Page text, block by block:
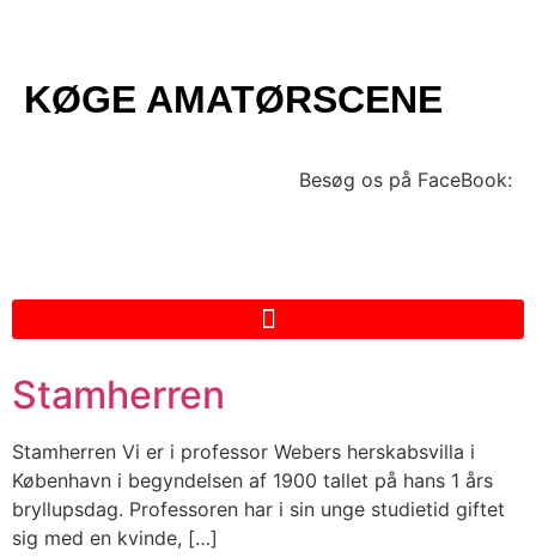
KØGE AMATØRSCENE
Besøg os på FaceBook:
Stamherren
Stamherren Vi er i professor Webers herskabsvilla i
København i begyndelsen af 1900 tallet på hans 1 års
bryllupsdag. Professoren har i sin unge studietid giftet
sig med en kvinde, […]